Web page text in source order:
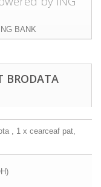
BRODATA
, 1 x cearceaf pat,